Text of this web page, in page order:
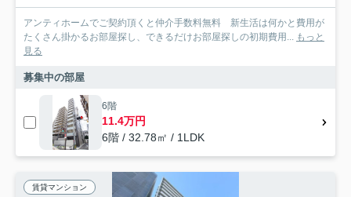
アンティホームでご契約頂くと仲介手数料無料 新生活は何かと費用が
たくさん掛かるお部屋探し、できるだけお部屋探しの初期費用... もっと
見る
募集中の部屋
6階
11.4万円
6階 / 32.78㎡ / 1LDK
賃貸マンション